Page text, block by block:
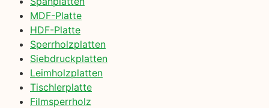
MDF-Platte
HDF-Platte
Sperrholzplatten
Siebdruckplatten
Leimholzplatten
Tischlerplatte
Filmsperrholz